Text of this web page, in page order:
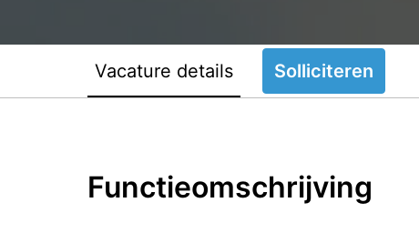
Vacature details Solliciteren
Functieomschrijving